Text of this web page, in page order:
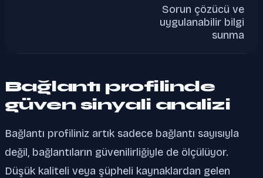
Sorun çözücü ve
uygulanabilir bilgi
sunma
Bağlantı profilinde
güven sinyali analizi
Bağlantı profiliniz artık sadece bağlantı sayısıyla
değil, bağlantıların güvenilirliğiyle de ölçülüyor.
Düşük kaliteli veya şüpheli kaynaklardan gelen